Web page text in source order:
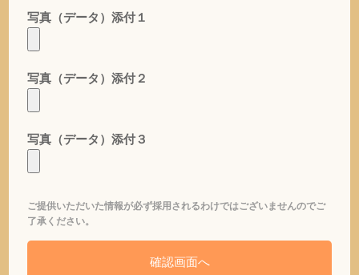
写真（データ）添付１
写真（データ）添付２
写真（データ）添付３
ご提供いただいた情報が必ず採用されるわけではございませんのでご
了承ください。